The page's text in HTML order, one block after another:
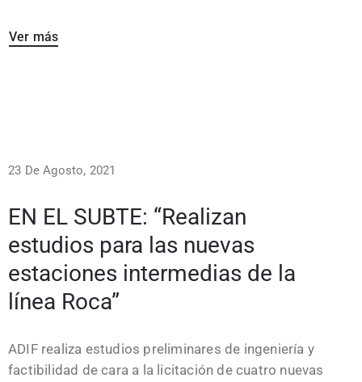
Ver más
23 De Agosto, 2021
EN EL SUBTE: “Realizan
estudios para las nuevas
estaciones intermedias de la
línea Roca”
ADIF realiza estudios preliminares de ingeniería y
factibilidad de cara a la licitación de cuatro nuevas